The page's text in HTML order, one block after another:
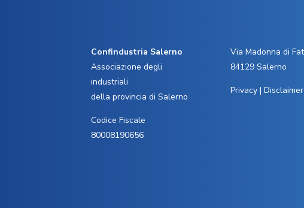
Confindustria Salerno
Associazione degli
industriali
della provincia di Salerno
Codice Fiscale
80008190656
Via Madonna di
84129 Salerno
Privacy| Disclaimer